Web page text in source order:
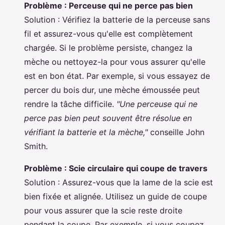
Problème : Perceuse qui ne perce pas bien
Solution : Vérifiez la batterie de la perceuse sans
fil et assurez-vous qu'elle est complètement
chargée. Si le problème persiste, changez la
mèche ou nettoyez-la pour vous assurer qu'elle
est en bon état. Par exemple, si vous essayez de
percer du bois dur, une mèche émoussée peut
rendre la tâche difficile. "Une perceuse qui ne
perce pas bien peut souvent être résolue en
vérifiant la batterie et la mèche,"conseille John
Smith.
Problème : Scie circulaire qui coupe de travers
Solution : Assurez-vous que la lame de la scie est
bien fixée et alignée. Utilisez un guide de coupe
pour vous assurer que la scie reste droite